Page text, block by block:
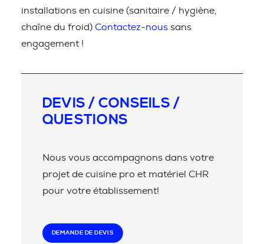
installations en cuisine (sanitaire / hygiène,
chaîne du froid) Contactez-nous sans
engagement !
DEVIS / CONSEILS /
QUESTIONS
Nous vous accompagnons dans votre
projet de cuisine pro et matériel CHR
pour votre établissement!
DEMANDE DE DEVIS